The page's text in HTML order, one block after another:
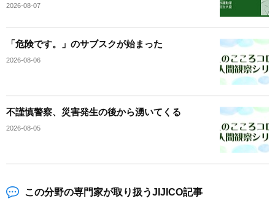
2026-08-07
「危険です。」のサブスクが始まった
2026-08-06
不謹慎警察、災害発生の後から湧いてくる
2026-08-05
この分野の専門家が取り扱うJIJICO記事